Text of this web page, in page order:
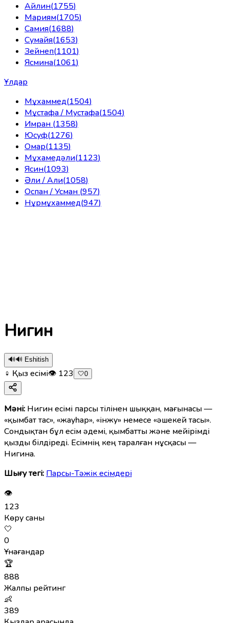
Айлин(1755)
Мариям(1705)
Самия(1688)
Сумайя(1653)
Зейнеп(1101)
Ясмина(1061)
Ұлдар
Мұхаммед(1504)
Мұстафа / Мустафа(1504)
Имран (1358)
Юсуф(1276)
Омар(1135)
Мұхамедәли(1123)
Ясин(1093)
Әли / Али(1058)
Оспан / Усман (957)
Нұрмұхаммед(947)
Нигин
🔊🔊 Eshitish
♀ Қыз есімі👁 123 🤍0
Мәні: Нигин есімі парсы тілінен шыққан, мағынасы —
«қымбат тас», «жауһар», «інжу» немесе «әшекей тасы».
Сондықтан бұл есім әдемі, қымбатты және мейірімді
қызды білдіреді. Есімнің кең таралған нұсқасы —
Нигина.
Шығу тегі: Парсы-Тәжік есімдері
👁
123
Көру саны
🤍
0
Ұнағандар
🏆
888
Жалпы рейтинг
👶
389